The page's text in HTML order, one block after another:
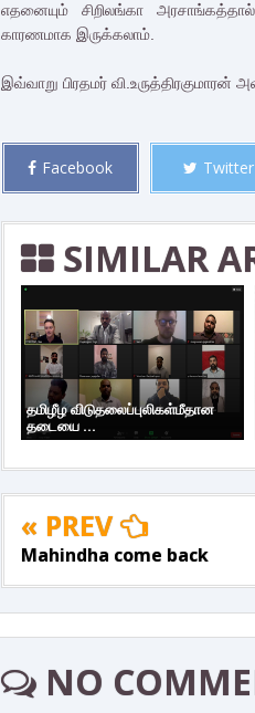
எதனையும் சிறிலங்கா
காரணமாக இருக்கலாம்.
இவ்வாறு பிரதமர் வி.உருத்திரகுமாரன்
Facebook Twitter
SIMILAR
தமிழீழ விடுதலைப்புலிகள்மீதான
தடையை ...
« PREV
Mahindha come back
NO